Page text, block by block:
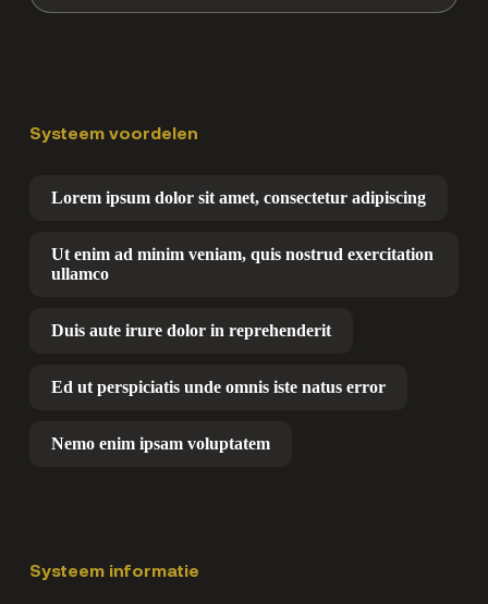
Systeem voordelen
Lorem ipsum dolor sit amet, consectetur adipiscing
Ut enim ad minim veniam, quis nostrud exercitation
ullamco
Duis aute irure dolor in reprehenderit
Ed ut perspiciatis unde omnis iste natus error
Nemo enim ipsam voluptatem
Systeem informatie